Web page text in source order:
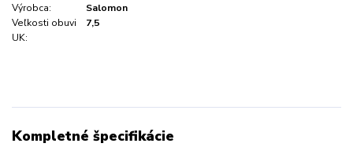
Výrobca:
Salomon
Veľkosti obuvi
UK:
7,5
Kompletné špecifikácie